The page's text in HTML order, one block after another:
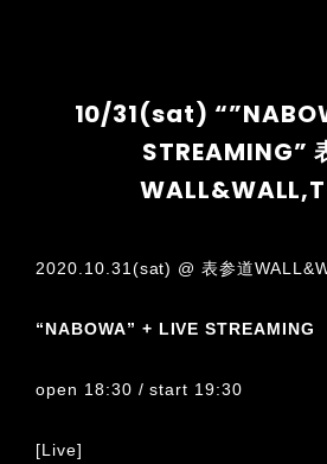
10/31(sat)
STREAMING”
2020.10.31(sat) @ 表参道
“NABOWA” + LIVE STREAMING
open 18:30 / start 19:30
[Live]